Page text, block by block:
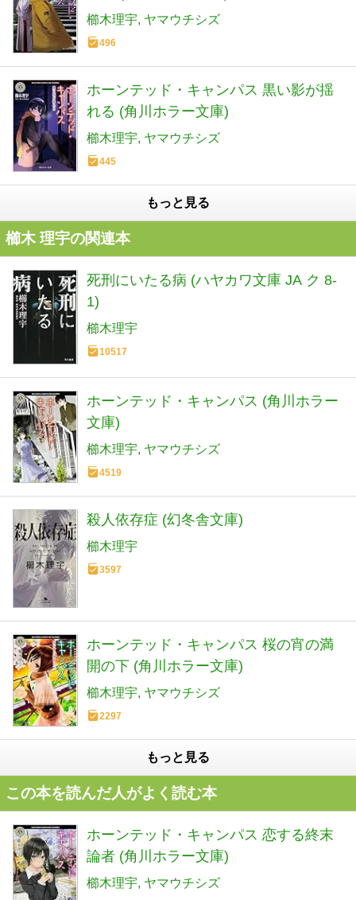
櫛木理宇 ヤマウチシズ
496
ホーンテッド・キャンパス 黒い影が揺
れる (角川ホラー文庫)
櫛木理宇 ヤマウチシズ
445
もっと見る
櫛木 理宇の関連本
死刑にいたる病 (ハヤカワ文庫 JA ク 8-
1)
櫛木理宇
10517
ホーンテッド・キャンパス (角川ホラー
文庫)
櫛木理宇 ヤマウチシズ
4519
殺人依存症 (幻冬舎文庫)
櫛木理宇
3597
ホーンテッド・キャンパス 桜の宵の満
開の下 (角川ホラー文庫)
櫛木理宇 ヤマウチシズ
2297
もっと見る
この本を読んだ人がよく読む本
ホーンテッド・キャンパス 恋する終末
論者 (角川ホラー文庫)
櫛木理宇 ヤマウチシズ